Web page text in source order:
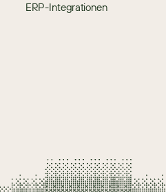
ERP-Integrationen